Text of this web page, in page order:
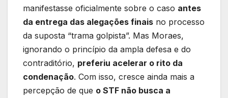
manifestasse oficialmente sobre o caso antes
da entrega das alegações finais no processo
da suposta “trama golpista”. Mas Moraes,
ignorando o princípio da ampla defesa e do
contraditório, preferiu acelerar o rito da
condenação. Com isso, cresce ainda mais a
percepção de que o STF não busca a